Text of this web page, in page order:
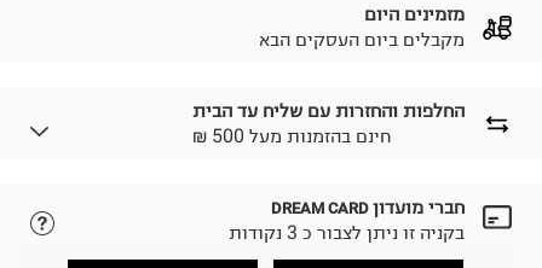
מזמינים היום
מקבלים ביום העסקים הבא
החלפות והחזרות עם שליח עד הבית
₪ חינם בהזמנות מעל 500
לבחירת בשיטת המשלוח המתאימה לכם,
הזמנתם והתחרטתם?
חברי מועדון DREAM CARD
בקניה זו ניתן לצבור כ 3 נקודות